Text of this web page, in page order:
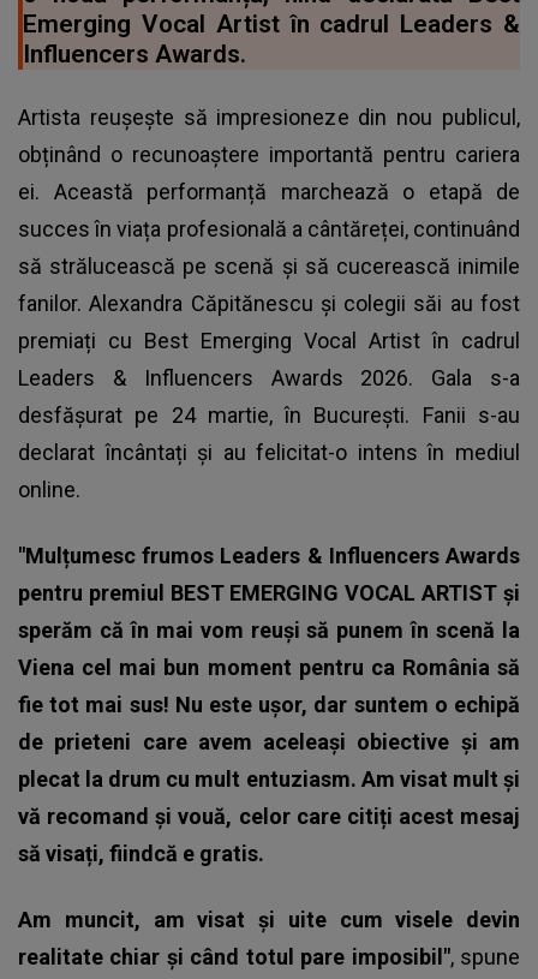
Emerging Vocal Artist în cadrul Leaders &
Influencers Awards.
Artista reușește să impresioneze din nou publicul,
obținând o recunoaștere importantă pentru cariera
ei. Această performanță marchează o etapă de
succes în viața profesională a cântăreței, continuând
să strălucească pe scenă și să cucerească inimile
fanilor. Alexandra Căpitănescu și colegii săi au fost
premiați cu Best Emerging Vocal Artist în cadrul
Leaders & Influencers Awards 2026. Gala s-a
desfășurat pe 24 martie, în București. Fanii s-au
declarat încântați și au felicitat-o intens în mediul
online.
"Mulțumesc frumos Leaders & Influencers Awards
pentru premiul BEST EMERGING VOCAL ARTIST și
sperăm că în mai vom reuși să punem în scenă la
Viena cel mai bun moment pentru ca România să
fie tot mai sus! Nu este ușor, dar suntem o echipă
de prieteni care avem aceleași obiective și am
plecat la drum cu mult entuziasm. Am visat mult și
vă recomand și vouă, celor care citiți acest mesaj
să visați, fiindcă e gratis.
Am muncit, am visat și uite cum visele devin
realitate chiar și când totul pare imposibil", spune